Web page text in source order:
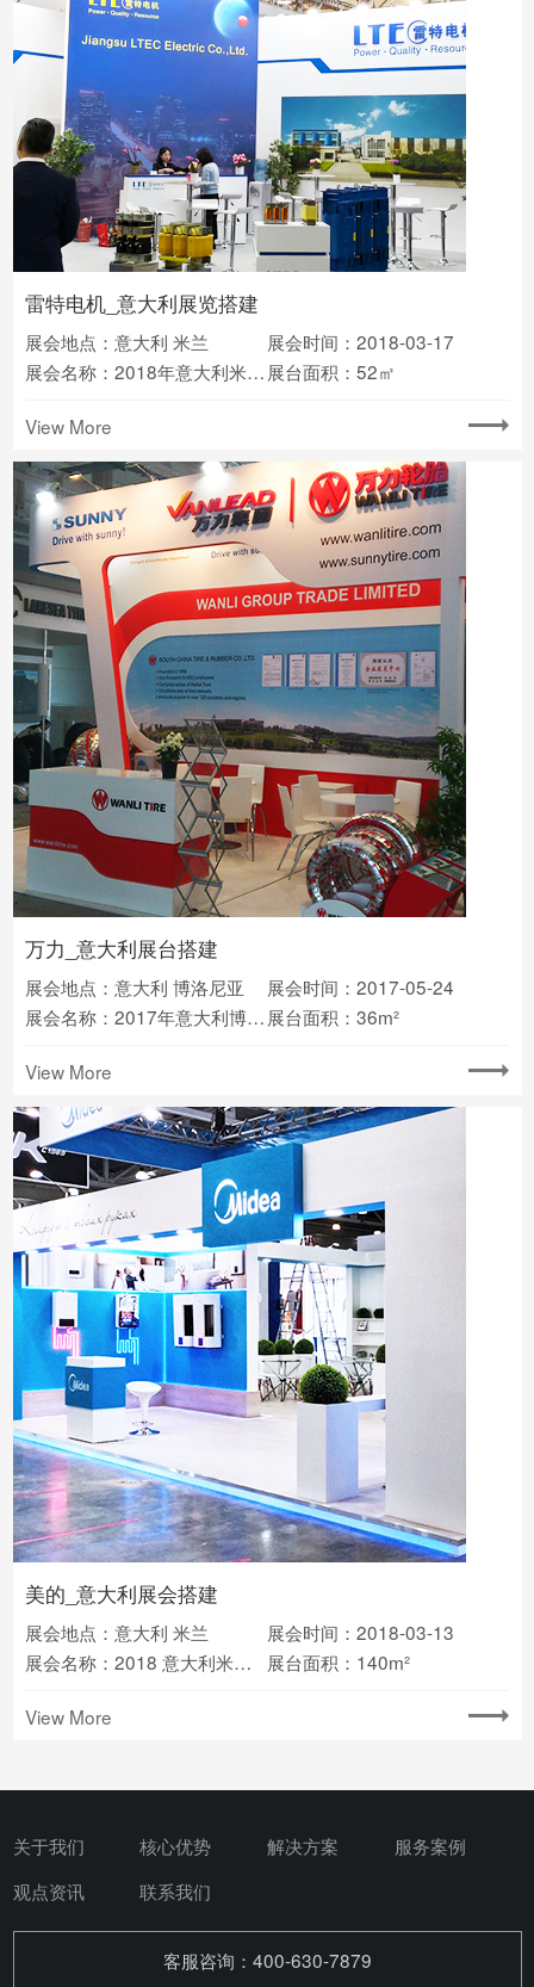
雷特电机_意大利展览搭建
展会地点：意大利 米兰
展会时间：2018-03-17
展会名称：2018年意大利米兰暖通制冷 展台面积：52㎡
View More
万力_意大利展台搭建
展会地点：意大利 博洛尼亚
展会时间：2017-05-24
展会名称：2017年意大利博洛尼亚轮胎及汽车零配件展览会 展台面积：36m²
View More
美的_意大利展会搭建
展会地点：意大利 米兰
展会时间：2018-03-13
展会名称：2018 意大利米兰供暖、空调、制冷、再生能源及太阳能展
展台面积：140m²
View More
关于我们 核心优势 解决方案
服务案例
观点资讯
联系我们
客服咨询：400-630-7879